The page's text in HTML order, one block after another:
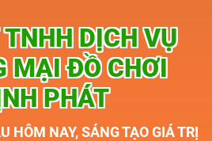
DỊCH VỤ
MẠI ĐỒ CHƠI
PHÁT
HÔM NAY, SÁNG TẠO GIÁ TRỊ